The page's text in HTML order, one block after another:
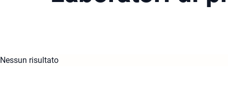
Nessun risultato